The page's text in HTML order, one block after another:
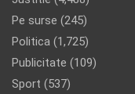
Pe surse (245)
Politica (1,725)
Publicitate (109)
Sport (537)